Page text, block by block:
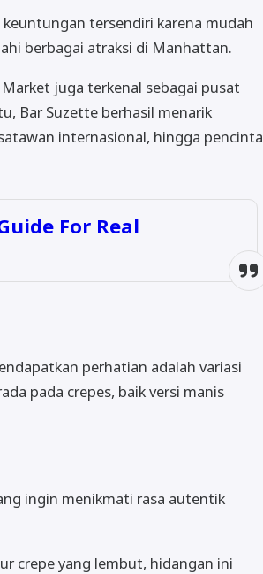
tersendiri karena mudah
berbagai atraksi di Manhattan.
juga terkenal sebagai pusat
Bar Suzette berhasil menarik
internasional, hingga pencinta
For Real
perhatian adalah variasi
pada crepes, baik versi manis
ingin menikmati rasa autentik
crepe yang lembut, hidangan ini